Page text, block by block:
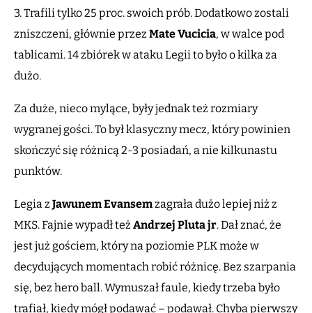
3. Trafili tylko 25 proc. swoich prób. Dodatkowo zostali
zniszczeni, głównie przez Mate Vucicia, w walce pod
tablicami. 14 zbiórek w ataku Legii to było o kilka za
dużo.
Za duże, nieco mylące, były jednak też rozmiary
wygranej gości. To był klasyczny mecz, który powinien
skończyć się różnicą 2-3 posiadań, a nie kilkunastu
punktów.
Legia z Jawunem Evansemzagrała dużo lepiej niż z
MKS. Fajnie wypadł też Andrzej Plutajr. Dał znać, że
jest już gościem, który na poziomie PLK może w
decydujących momentach robić różnicę. Bez szarpania
się, bez hero ball. Wymuszał faule, kiedy trzeba było
trafiał, kiedy mógł podawać – podawał. Chyba pierwszy